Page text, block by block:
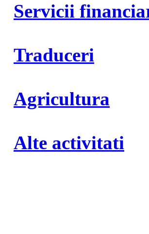
Servicii
Traduceri
Agricultura
Alte activitati